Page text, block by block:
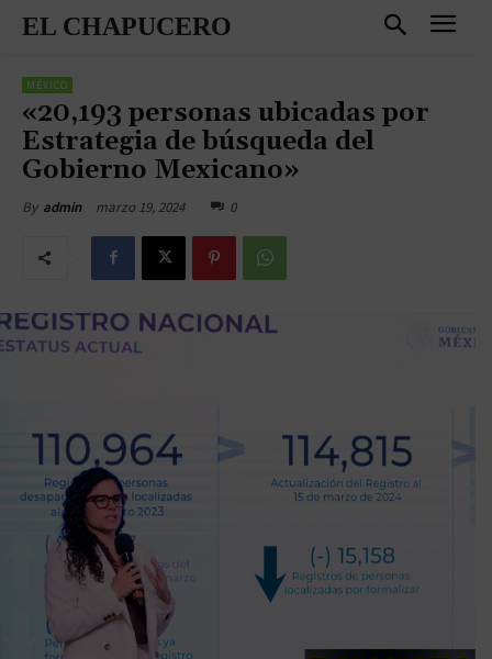
EL CHAPUCERO
MÉXICO
«20,193 personas ubicadas por
Estrategia de búsqueda del
Gobierno Mexicano»
By admin marzo 19, 2024 0